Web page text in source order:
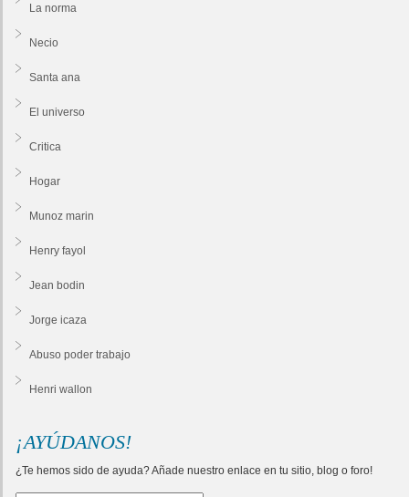
La norma
Necio
Santa ana
El universo
Critica
Hogar
Munoz marin
Henry fayol
Jean bodin
Jorge icaza
Abuso poder trabajo
Henri wallon
¡AYÚDANOS!
¿Te hemos sido de ayuda? Añade nuestro enlace en tu sitio, blog o foro!